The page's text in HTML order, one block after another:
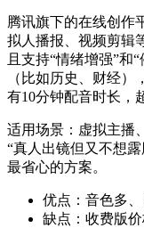
腾讯旗下的在线创作
拟人播报、视频剪辑
且支持“情绪增强”和
（比如历史、财经
有10分钟配音时长，
适用场景：虚拟主播
“真人出镜但又不想
最省心的方案。
优点：音色多
缺点：收费版